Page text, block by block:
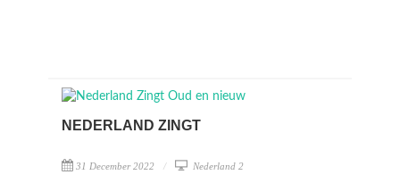
NEDERLAND ZINGT
31 December 2022 Nederland 2